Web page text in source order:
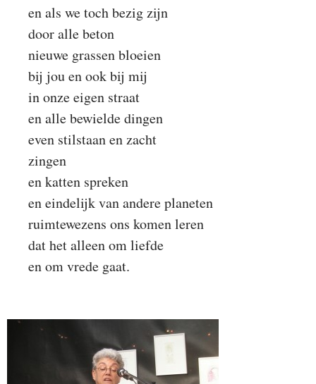
en als we toch bezig zijn
door alle beton
nieuwe grassen bloeien
bij jou en ook bij mij
in onze eigen straat
en alle bewielde dingen
even stilstaan en zacht
zingen
en katten spreken
en eindelijk van andere planeten
ruimtewezens ons komen leren
dat het alleen om liefde
en om vrede gaat.